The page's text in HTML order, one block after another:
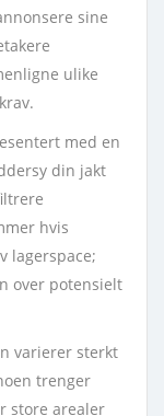
sine
ulike
med en
din jakt
hvis
lagerspace;
over potensielt
varierer sterkt
trenger
store arealer